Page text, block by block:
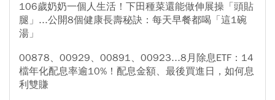
106歲奶奶一個人生活！下田種菜還能做伸展操「頭貼
腿」...公開8個健康長壽秘訣：每天早餐都喝「這1碗
湯」
00878、00929、00891、00923...8月除息ETF：14
檔年化配息率逾10%！配息金額、最後買進日，如何息
利雙賺